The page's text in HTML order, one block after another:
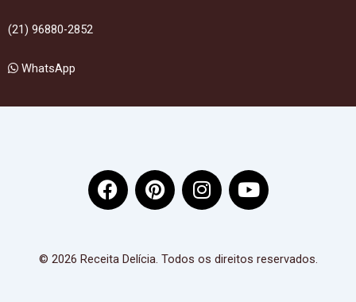
(21) 96880-2852
WhatsApp
F
a
b
P
i
e
I
n
a
Y
o
u
© 2026 Receita Delícia. Todos os direitos reservados.